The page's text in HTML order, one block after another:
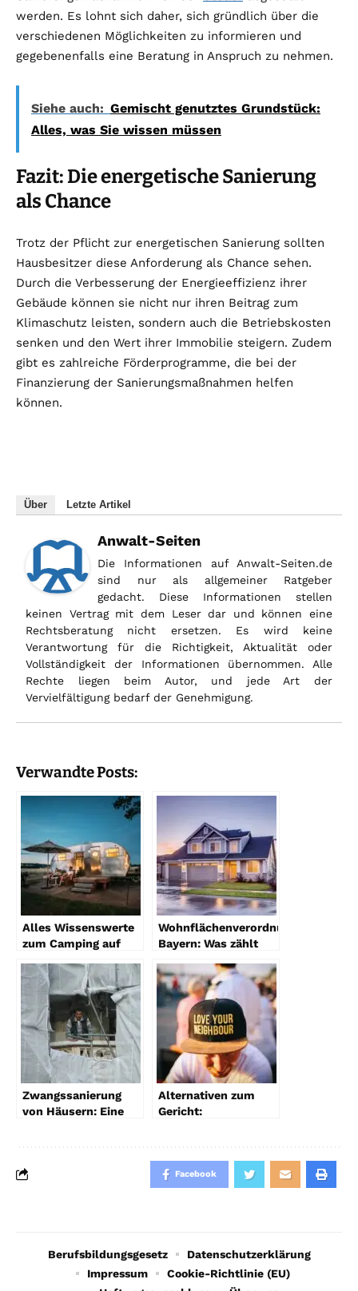
werden. Es lohnt sich daher, sich gründlich über die
verschiedenen Möglichkeiten zu informieren und
gegebenenfalls eine Beratung in Anspruch zu nehmen.
Siehe auch: Gemischt genutztes Grundstück:
Alles, was Sie wissen müssen
Fazit: Die energetische Sanierung
als Chance
Trotz der Pflicht zur energetischen Sanierung sollten
Hausbesitzer diese Anforderung als Chance sehen.
Durch die Verbesserung der Energieeffizienz ihrer
Gebäude können sie nicht nur ihren Beitrag zum
Klimaschutz leisten, sondern auch die Betriebskosten
senken und den Wert ihrer Immobilie steigern. Zudem
gibt es zahlreiche Förderprogramme, die bei der
Finanzierung der Sanierungsmaßnahmen helfen
können.
Über Letzte Artikel
Anwalt-Seiten
Die Informationen auf Anwalt-Seiten.de
sind nur als allgemeiner Ratgeber
gedacht. Diese Informationen stellen
keinen Vertrag mit dem Leser dar und können eine
Rechtsberatung nicht ersetzen. Es wird keine
Verantwortung für die Richtigkeit, Aktualität oder
Vollständigkeit der Informationen übernommen. Alle
Rechte liegen beim Autor, und jede Art der
Vervielfältigung bedarf der Genehmigung.
Verwandte Posts:
Alles Wissenswerte
zum Camping auf
Wohnflächenverordnung
Bayern: Was zählt
Zwangssanierung
von Häusern: Eine
Alternativen zum
Gericht:
Facebook
Berufsbildungsgesetz
Datenschutzerklärung
Impressum
Cookie-Richtlinie (EU)